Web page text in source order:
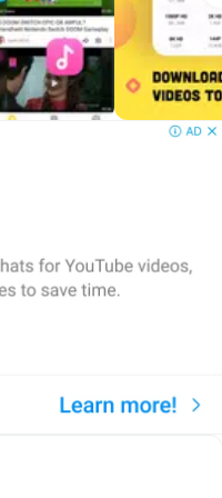
kbps. Fitur ini membantu
juga lebih hemat
putar offline untuk
bitrate tidak akan
Anda.
antar aplikasi. Saat
dan cepat.